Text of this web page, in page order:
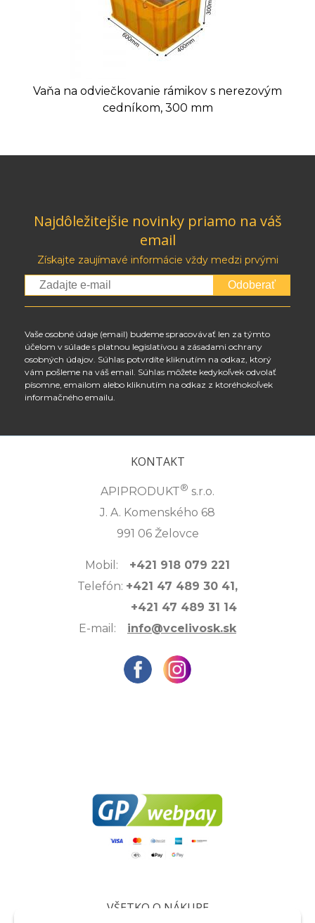
Vaňa na odviečkovanie rámikov s nerezovým
cedníkom, 300 mm
Najdôležitejšie novinky priamo na váš
email
Získajte zaujímavé informácie vždy medzi prvými
Odoberať
Vaše osobné údaje (email) budeme spracovávať len za týmto
účelom v súlade s platnou legislatívou a zásadami ochrany
osobných údajov. Súhlas potvrdíte kliknutím na odkaz, ktorý
vám pošleme na váš email. Súhlas môžete kedykoľvek odvolať
písomne, emailom alebo kliknutím na odkaz z ktoréhokoľvek
informačného emailu.
KONTAKT
APIPRODUKT® s.r.o.
J. A. Komenského 68
991 06 Želovce
Mobil: +421 918 079 221
Telefón: +421 47 489 30 41,
+421 47 489 31 14
E-mail: info@vcelivosk.sk
VŠETKO O NÁKUPE